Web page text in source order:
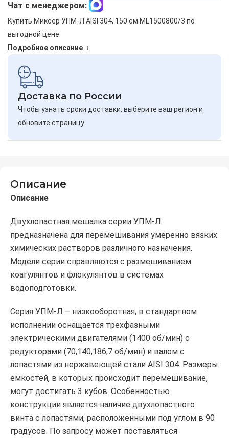
Чат с менеджером:
Купить Миксер УПМ-Л AISI 304, 150 см ML1500800/3 по
выгодной цене
Подробное описание ↓
Доставка по России
Чтобы узнать сроки доставки, выберите ваш регион и
обновите страницу
Описание
Описание
Двухлопастная мешалка серии УПМ-Л
предназначена для перемешивания умеренно вязких
химических растворов различного назначения.
Модели серии справляются с размешиванием
коагулянтов и флокулянтов в системах
водоподготовки.
Серия УПМ-Л – низкооборотная, в стандартном
исполнении оснащается трехфазными
электрическими двигателями (1400 об/мин) с
редукторами (70,140,186,7 об/мин) и валом с
лопастями из нержавеющей стали AISI 304. Размеры
емкостей, в которых происходит перемешивание,
могут достигать 3 кубов. Особенностью
конструкции является наличие двухлопастного
винта с лопастями, расположенными под углом в 90
градусов. По запросу может поставляться